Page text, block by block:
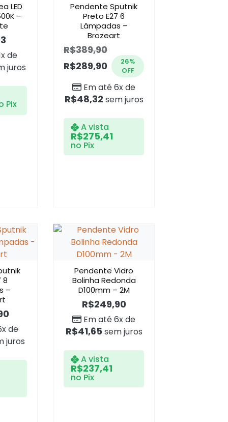
LED
–
de
juros
Pix
Pendente Sputnik
Preto E27 6
Lâmpadas –
Brozeart
R$389,90
R$289,90
26%
OFF
Em até 6x de
R$48,32 sem juros
A vista
R$275,41
no Pix
8
–
de
juros
Pendente Vidro
Bolinha Redonda
D100mm – 2M
R$249,90
Em até 6x de
R$41,65 sem juros
A vista
R$237,41
no Pix